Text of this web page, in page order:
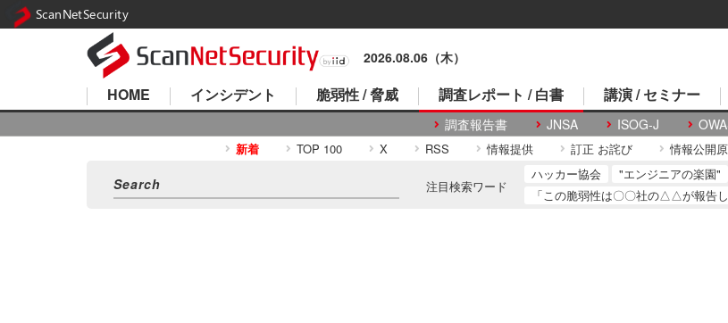
2026.08.06（木）
HOME インシデント 脆弱性 / 脅威 調査レポート / 白書
調査報告書 JNSA ISOG-J
講演 / セミナー
新着 TOP 100 X RSS 情報提供 訂正 お詫び 情報公開
注目検索ワード
ハッカー協会 "エンジニアの楽園"
「この脆弱性は〇〇社の△△が報告し
ScanNetSecurity